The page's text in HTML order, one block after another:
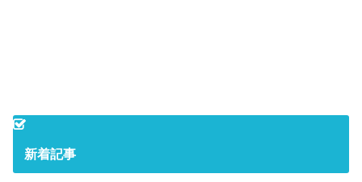
新着記事